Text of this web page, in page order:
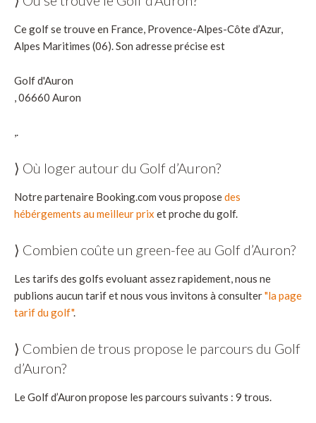
Ce golf se trouve en France, Provence-Alpes-Côte d’Azur,
Alpes Maritimes (06). Son adresse précise est
Golf d'Auron
, 06660 Auron
,.
⟩ Où loger autour du Golf d’Auron?
Notre partenaire Booking.com vous proposedes
hébérgements au meilleur prix et proche du golf.
⟩ Combien coûte un green-fee au Golf d’Auron?
Les tarifs des golfs evoluant assez rapidement, nous ne
publions aucun tarif et nous vous invitons à consulter"la page
tarif du golf".
⟩ Combien de trous propose le parcours du Golf
d’Auron?
Le Golf d’Auron propose les parcours suivants : 9 trous.